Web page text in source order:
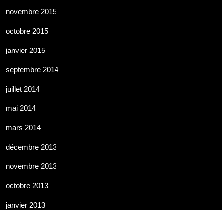
novembre 2015
octobre 2015
janvier 2015
septembre 2014
juillet 2014
mai 2014
mars 2014
décembre 2013
novembre 2013
octobre 2013
janvier 2013